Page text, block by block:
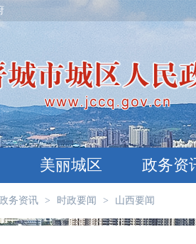
美丽城区 政务资
务资讯 > 时政要闻 > 山西要闻